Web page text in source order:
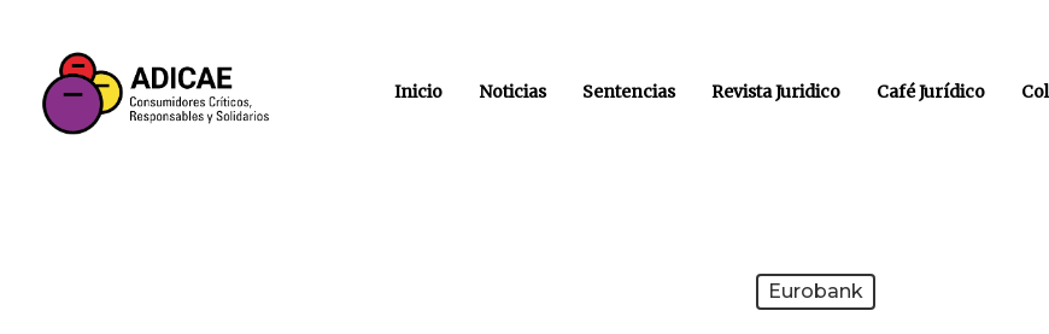
Inicio Noticias Sentencias Revista Juridico Café Jurídico
Eurobank